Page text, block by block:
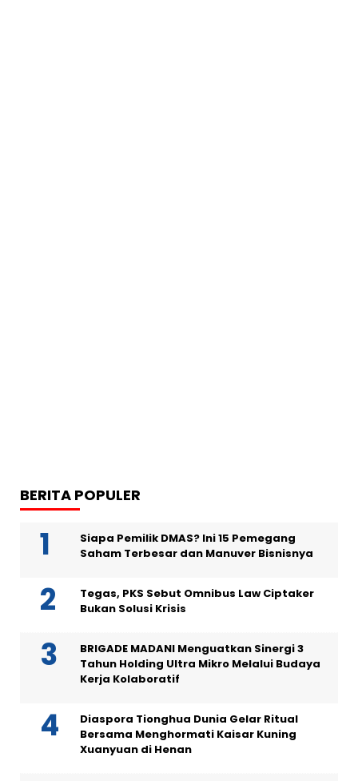
BERITA POPULER
Siapa Pemilik DMAS? Ini 15 Pemegang
Saham Terbesar dan Manuver Bisnisnya
Tegas, PKS Sebut Omnibus Law Ciptaker
Bukan Solusi Krisis
BRIGADE MADANI Menguatkan Sinergi 3
Tahun Holding Ultra Mikro Melalui Budaya
Kerja Kolaboratif
Diaspora Tionghua Dunia Gelar Ritual
Bersama Menghormati Kaisar Kuning
Xuanyuan di Henan